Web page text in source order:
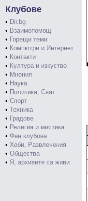
Клубове
• Dir.bg
• Взаимопомощ
• Горещи теми
• Компютри и Интернет
• Контакти
• Култура и изкуство
• Мнения
• Наука
• Политика, Свят
• Спорт
• Техника
• Градове
• Религия и мистика
• Фен клубове
• Хоби, Развлечения
• Общества
• Я, архивите са живи